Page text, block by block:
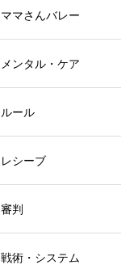
ママさんバレー
メンタル・ケア
ルール
レシーブ
審判
戦術・システム